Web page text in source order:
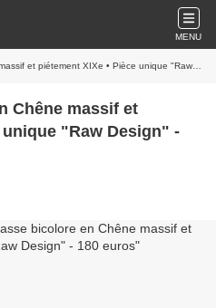
MENU
XIXe • Pièce unique "Raw Design" - 180 euros
Chêne massif et
unique "Raw Design" -